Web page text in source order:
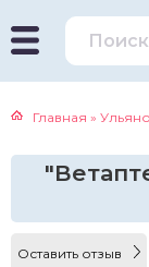
Главная »
Оставить отзыв